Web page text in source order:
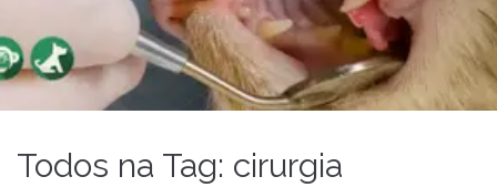
Todos na Tag: cirurgia